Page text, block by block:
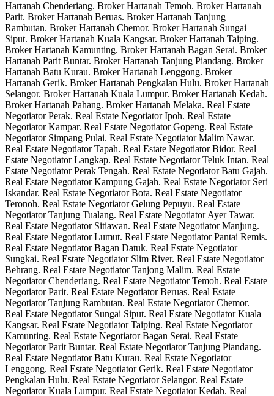
Hartanah Chenderiang. Broker Hartanah Temoh. Broker Hartanah
Parit. Broker Hartanah Beruas. Broker Hartanah Tanjung
Rambutan. Broker Hartanah Chemor. Broker Hartanah Sungai
Siput. Broker Hartanah Kuala Kangsar. Broker Hartanah Taiping.
Broker Hartanah Kamunting. Broker Hartanah Bagan Serai. Broker
Hartanah Parit Buntar. Broker Hartanah Tanjung Piandang. Broker
Hartanah Batu Kurau. Broker Hartanah Lenggong. Broker
Hartanah Gerik. Broker Hartanah Pengkalan Hulu. Broker Hartanah
Selangor. Broker Hartanah Kuala Lumpur. Broker Hartanah Kedah.
Broker Hartanah Pahang. Broker Hartanah Melaka. Real Estate
Negotiator Perak. Real Estate Negotiator Ipoh. Real Estate
Negotiator Kampar. Real Estate Negotiator Gopeng. Real Estate
Negotiator Simpang Pulai. Real Estate Negotiator Malim Nawar.
Real Estate Negotiator Tapah. Real Estate Negotiator Bidor. Real
Estate Negotiator Langkap. Real Estate Negotiator Teluk Intan. Real
Estate Negotiator Perak Tengah. Real Estate Negotiator Batu Gajah.
Real Estate Negotiator Kampung Gajah. Real Estate Negotiator Seri
Iskandar. Real Estate Negotiator Bota. Real Estate Negotiator
Teronoh. Real Estate Negotiator Gelung Pepuyu. Real Estate
Negotiator Tanjung Tualang. Real Estate Negotiator Ayer Tawar.
Real Estate Negotiator Sitiawan. Real Estate Negotiator Manjung.
Real Estate Negotiator Lumut. Real Estate Negotiator Pantai Remis.
Real Estate Negotiator Bagan Datuk. Real Estate Negotiator
Sungkai. Real Estate Negotiator Slim River. Real Estate Negotiator
Behrang. Real Estate Negotiator Tanjong Malim. Real Estate
Negotiator Chenderiang. Real Estate Negotiator Temoh. Real Estate
Negotiator Parit. Real Estate Negotiator Beruas. Real Estate
Negotiator Tanjung Rambutan. Real Estate Negotiator Chemor.
Real Estate Negotiator Sungai Siput. Real Estate Negotiator Kuala
Kangsar. Real Estate Negotiator Taiping. Real Estate Negotiator
Kamunting. Real Estate Negotiator Bagan Serai. Real Estate
Negotiator Parit Buntar. Real Estate Negotiator Tanjung Piandang.
Real Estate Negotiator Batu Kurau. Real Estate Negotiator
Lenggong. Real Estate Negotiator Gerik. Real Estate Negotiator
Pengkalan Hulu. Real Estate Negotiator Selangor. Real Estate
Negotiator Kuala Lumpur. Real Estate Negotiator Kedah. Real